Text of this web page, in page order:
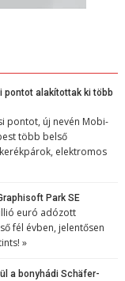
alakítottak ki több
pontot, új nevén Mobi-
több belső
elektromos
Park SE
euró adózott
fél évben, jelentősen
»
a bonyhádi Schäfer-